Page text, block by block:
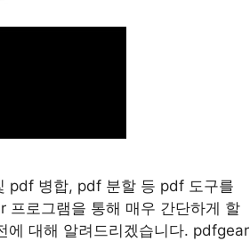
pdf 병합, pdf 분할 등 pdf 도구를
로그램을 통해 매우 간단하게 할
에 대해 알려드리겠습니다. pdfgear